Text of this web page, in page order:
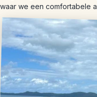
waar we een comfortabele